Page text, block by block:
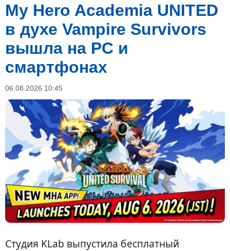
My Hero Academia UNITED
в духе Vampire Survivors
вышла на PC и
смартфонах
06.08.2026 10:45
Студия KLab выпустила бесплатный